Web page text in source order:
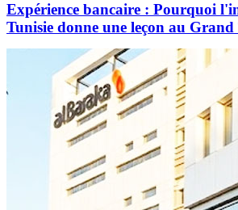
Expérience bancaire : Pourquoi
Tunisie donne une leçon au Grand